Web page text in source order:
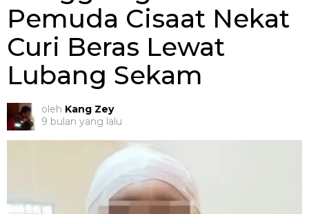
Pemuda Cisaat Nekat
Curi Beras Lewat
Lubang Sekam
oleh Kang Zey
9 bulan yang lalu